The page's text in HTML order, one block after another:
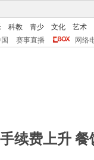
科教 青少 文化
艺术
赛事直播 网络
续费上升